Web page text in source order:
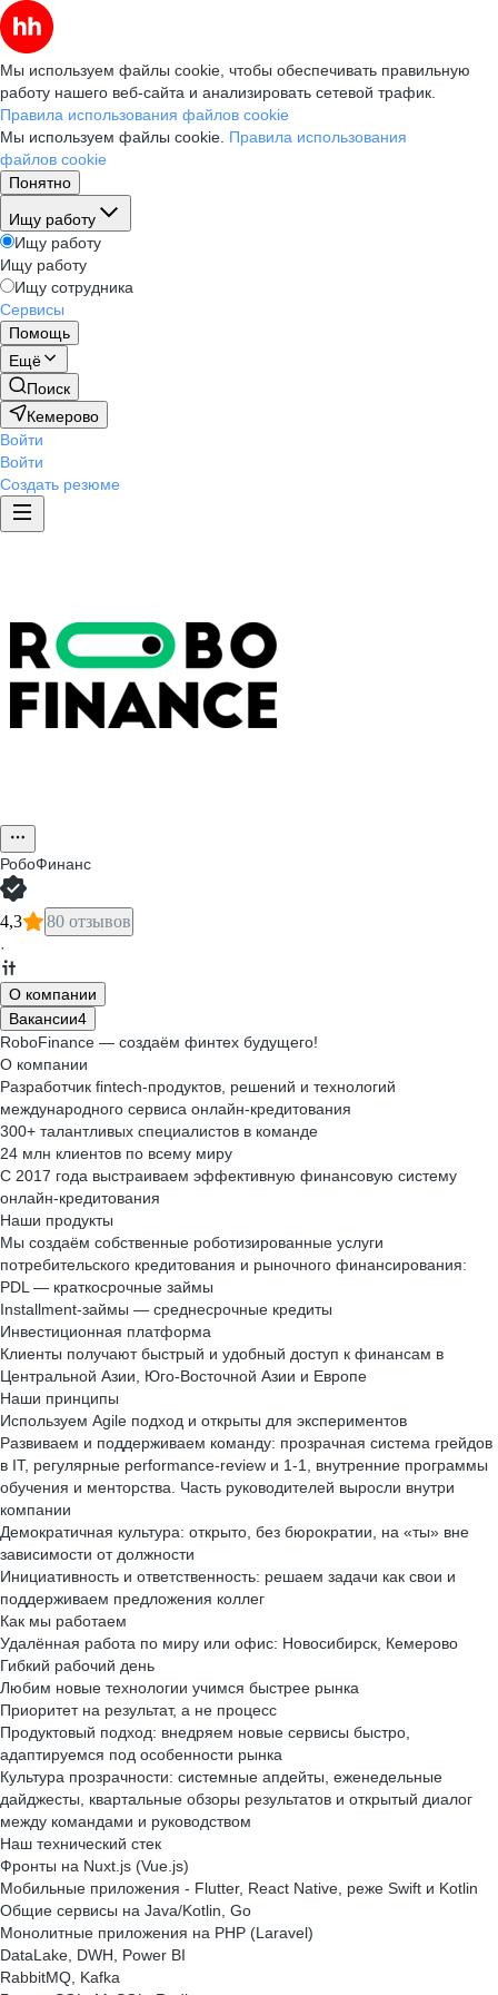
Мы используем файлы cookie, чтобы обеспечивать правильную
работу нашего веб-сайта и анализировать сетевой трафик.
Правила использования файлов cookie
Мы используем файлы cookie. Правила использования
файлов cookie
Понятно
Ищу работу
Ищу работу
Ищу работу
Ищу сотрудника
Сервисы
Помощь
Ещё
Поиск
Кемерово
Войти
Войти
Создать резюме
РобоФинанс
4,3 80 отзывов
·
О компании
Вакансии4
RoboFinance — создаём финтех будущего!
О компании
Разработчик fintech-продуктов, решений и технологий
международного сервиса онлайн-кредитования
300+ талантливых специалистов в команде
24 млн клиентов по всему миру
С 2017 года выстраиваем эффективную финансовую систему
онлайн-кредитования
Наши продукты
Мы создаём собственные роботизированные услуги
потребительского кредитования и рыночного финансирования:
PDL — краткосрочные займы
Installment-займы — среднесрочные кредиты
Инвестиционная платформа
Клиенты получают быстрый и удобный доступ к финансам в
Центральной Азии, Юго-Восточной Азии и Европе
Наши принципы
Используем Agile подход и открыты для экспериментов
Развиваем и поддерживаем команду: прозрачная система грейдов
в IT, регулярные performance-review и 1-1, внутренние программы
обучения и менторства. Часть руководителей выросли внутри
компании
Демократичная культура: открыто, без бюрократии, на «ты» вне
зависимости от должности
Инициативность и ответственность: решаем задачи как свои и
поддерживаем предложения коллег
Как мы работаем
Удалённая работа по миру или офис: Новосибирск, Кемерово
Гибкий рабочий день
Любим новые технологии учимся быстрее рынка
Приоритет на результат, а не процесс
Продуктовый подход: внедряем новые сервисы быстро,
адаптируемся под особенности рынка
Культура прозрачности: системные апдейты, еженедельные
дайджесты, квартальные обзоры результатов и открытый диалог
между командами и руководством
Наш технический стек
Фронты на Nuxt.js (Vue.js)
Мобильные приложения - Flutter, React Native, реже Swift и Kotlin
Общие сервисы на Java/Kotlin, Go
Монолитные приложения на PHP (Laravel)
DataLake, DWH, Power BI
RabbitMQ, Kafka